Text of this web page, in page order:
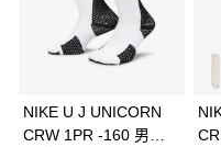
合作金庫商業銀行
華南商業銀行
上海商業儲蓄銀行
Apple Pay
全盈+PAY
NIKE U J UNICORN
CRW 1PR -160 男女